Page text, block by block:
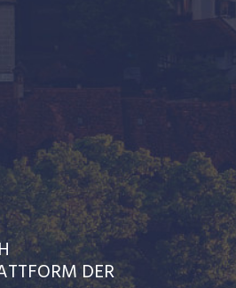
DER